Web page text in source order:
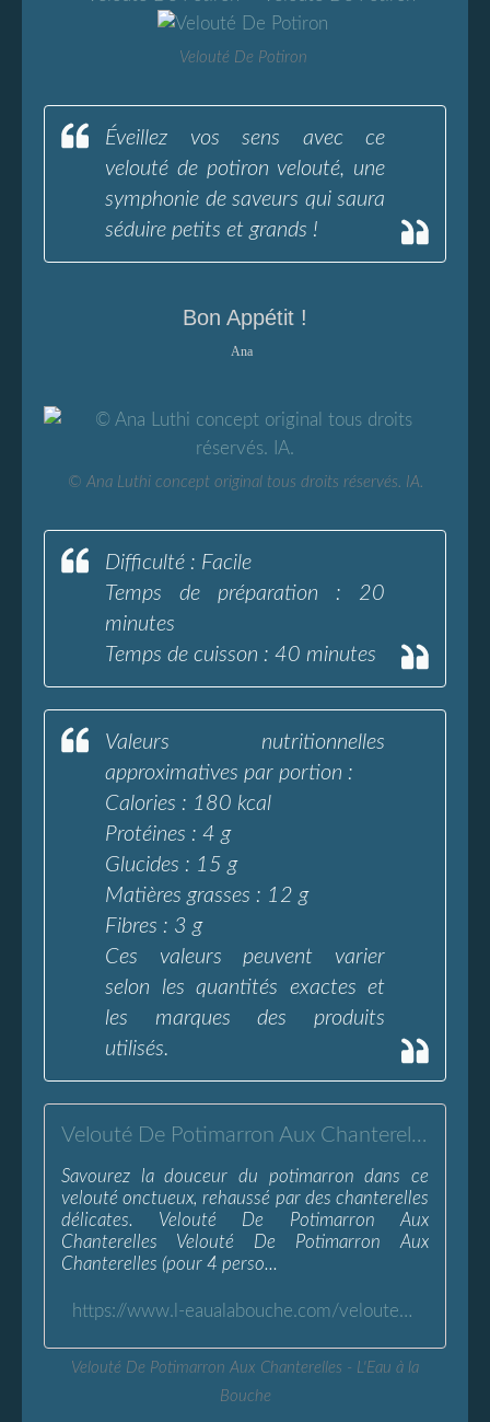
Velouté De Potiron
Éveillez vos sens avec ce
velouté de potiron velouté, une
symphonie de saveurs qui saura
séduire petits et grands !
Bon Appétit !
Ana
© Ana Luthi concept original tous droits réservés. IA.
Difficulté : Facile
Temps de préparation : 20
minutes
Temps de cuisson : 40 minutes
Valeurs nutritionnelles
approximatives par portion :
Calories : 180 kcal
Protéines : 4 g
Glucides : 15 g
Matières grasses : 12 g
Fibres : 3 g
Ces valeurs peuvent varier
selon les quantités exactes et
les marques des produits
utilisés.
Velouté De Potimarron Aux Chanterelles - L'Eau à la Bouche
Savourez la douceur du potimarron dans ce
velouté onctueux, rehaussé par des chanterelles
délicates. Velouté De Potimarron Aux
Chanterelles Velouté De Potimarron Aux
Chanterelles (pour 4 perso...
https://www.l-eaualabouche.com/veloute-potimarron-chanterelles.html
Velouté De Potimarron Aux Chanterelles - L'Eau à la
Bouche